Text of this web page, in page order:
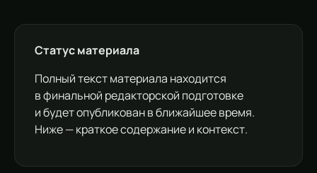
Статус материала
Полный текст материала находится
в финальной редакторской подготовке
и будет опубликован в ближайшее время.
Ниже — краткое содержание и контекст.